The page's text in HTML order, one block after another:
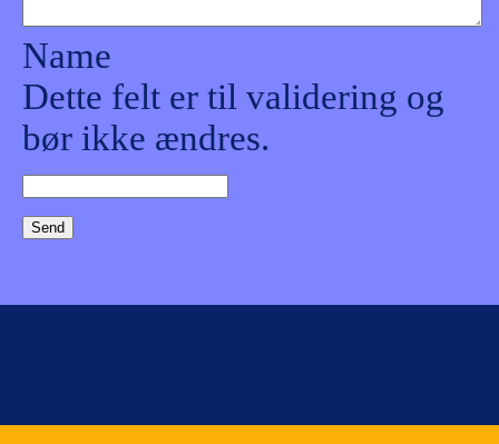
Name
Dette felt er til validering og
bør ikke ændres.